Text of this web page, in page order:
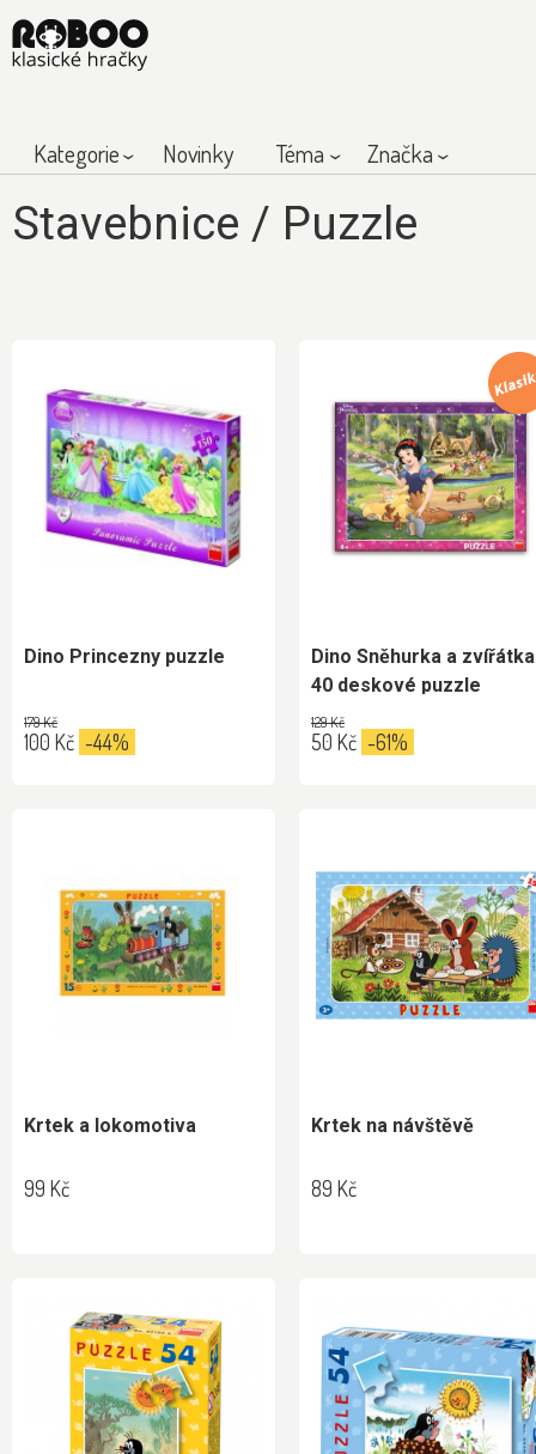
Kategorie Novinky Téma Značka
Stavebnice / Puzzle
Dino Princezny puzzle
179 Kč
100 Kč -44%
Dino Sněhurka a zvířátka
40 deskové puzzle
129 Kč
50 Kč -61%
Krtek a lokomotiva
99 Kč
Krtek na návštěvě
89 Kč